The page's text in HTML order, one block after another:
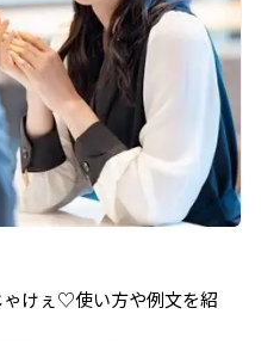
けぇ♡使い方や例文を紹